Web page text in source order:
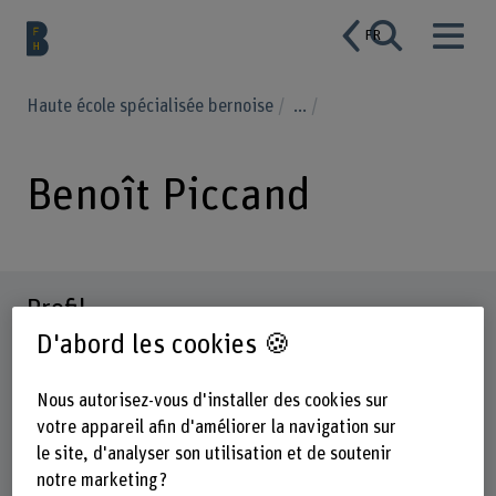
FR
Haute école spécialisée bernoise ...
Benoît Piccand
Profil
D'abord les cookies 🍪
Nous autorisez-vous d'installer des cookies sur
votre appareil afin d'améliorer la navigation sur
le site, d'analyser son utilisation et de soutenir
notre marketing ?